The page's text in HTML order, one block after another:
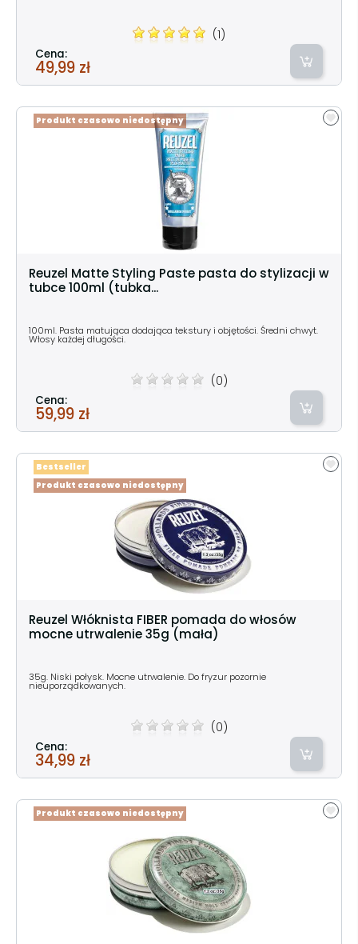
(1)
Cena:
49,99 zł
Reuzel Matte Styling Paste pasta do stylizacji w
tubce 100ml (tubka...
100ml. Pasta matująca dodająca tekstury i objętości. Średni chwyt.
Włosy każdej długości.
(0)
Cena:
59,99 zł
Produkt czasowo niedostępny
Reuzel Włóknista FIBER pomada do włosów
mocne utrwalenie 35g (mała)
35g. Niski połysk. Mocne utrwalenie. Do fryzur pozornie
nieuporządkowanych.
(0)
Cena:
34,99 zł
Produkt czasowo niedostępny
Bestseller
Produkt czasowo niedostępny